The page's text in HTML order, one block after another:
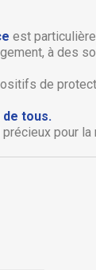
liste
liste
Annuler
pour
est
à des
de
tous.
pour la